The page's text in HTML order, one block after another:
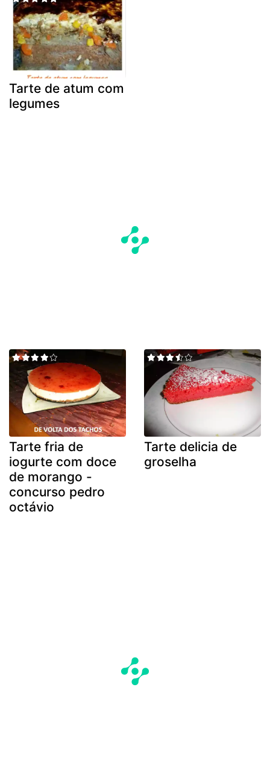
Tarte de atum com
legumes
Tarte fria de
iogurte com doce
de morango -
concurso pedro
octávio
Tarte delicia de
groselha